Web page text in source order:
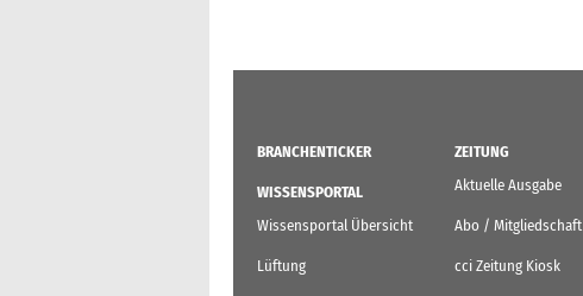
BRANCHENTICKER
WISSENSPORTAL
Wissensportal Übersicht
Lüftung
ZEITUNG
Aktuelle Ausgabe
Abo / Mitgliedschaft
cci Zeitung Kiosk